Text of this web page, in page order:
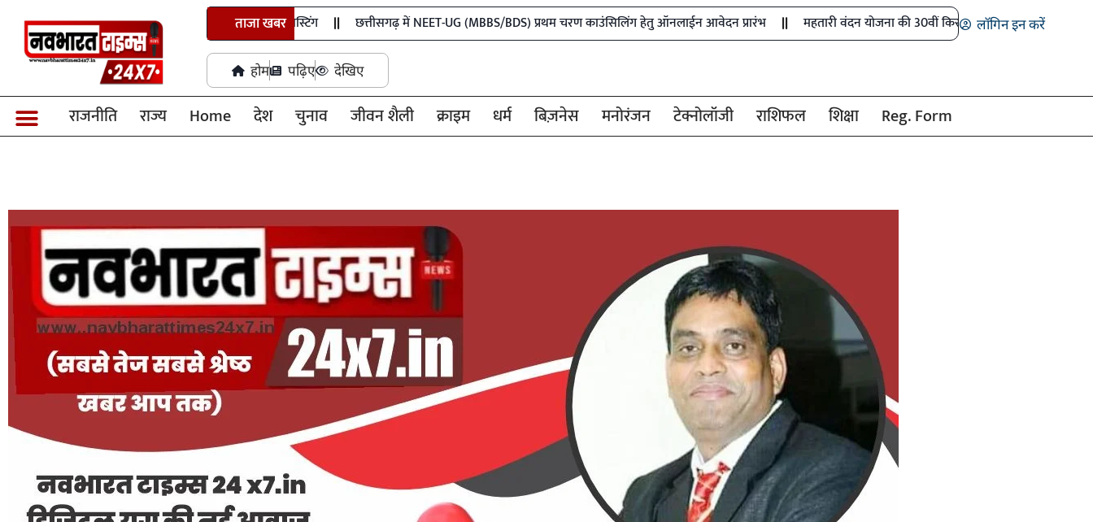
ताजा खबर छत्तीसगढ़ में NEET-UG (MBBS/BDS) प्रथम चरण काउंसिलिंग हेतु ऑनलाईन आवेदन प्रारंभ महतारी वंदन योजना की 30वीं किस्त जारी मुख्य सचिव ने नक्सल मुक्त
लॉगिन इन करें
होम पढ़िए देखिए
राजनीति राज्य Home देश चुनाव जीवन शैली क्राइम धर्म बिज़नेस मनोरंजन टेक्नोलॉजी राशिफल शिक्षा Reg. Form